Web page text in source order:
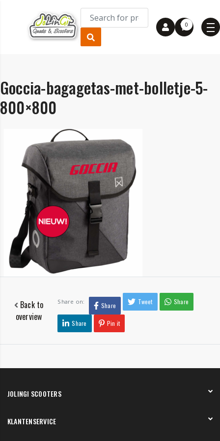
0
Goccia-bagagetas-met-bolletje-5-
800×800
Back to
overview
Share on: Share Tweet Share
Share Pin it
JOLINGI SCOOTERS
Onze showroom
KLANTENSERVICE